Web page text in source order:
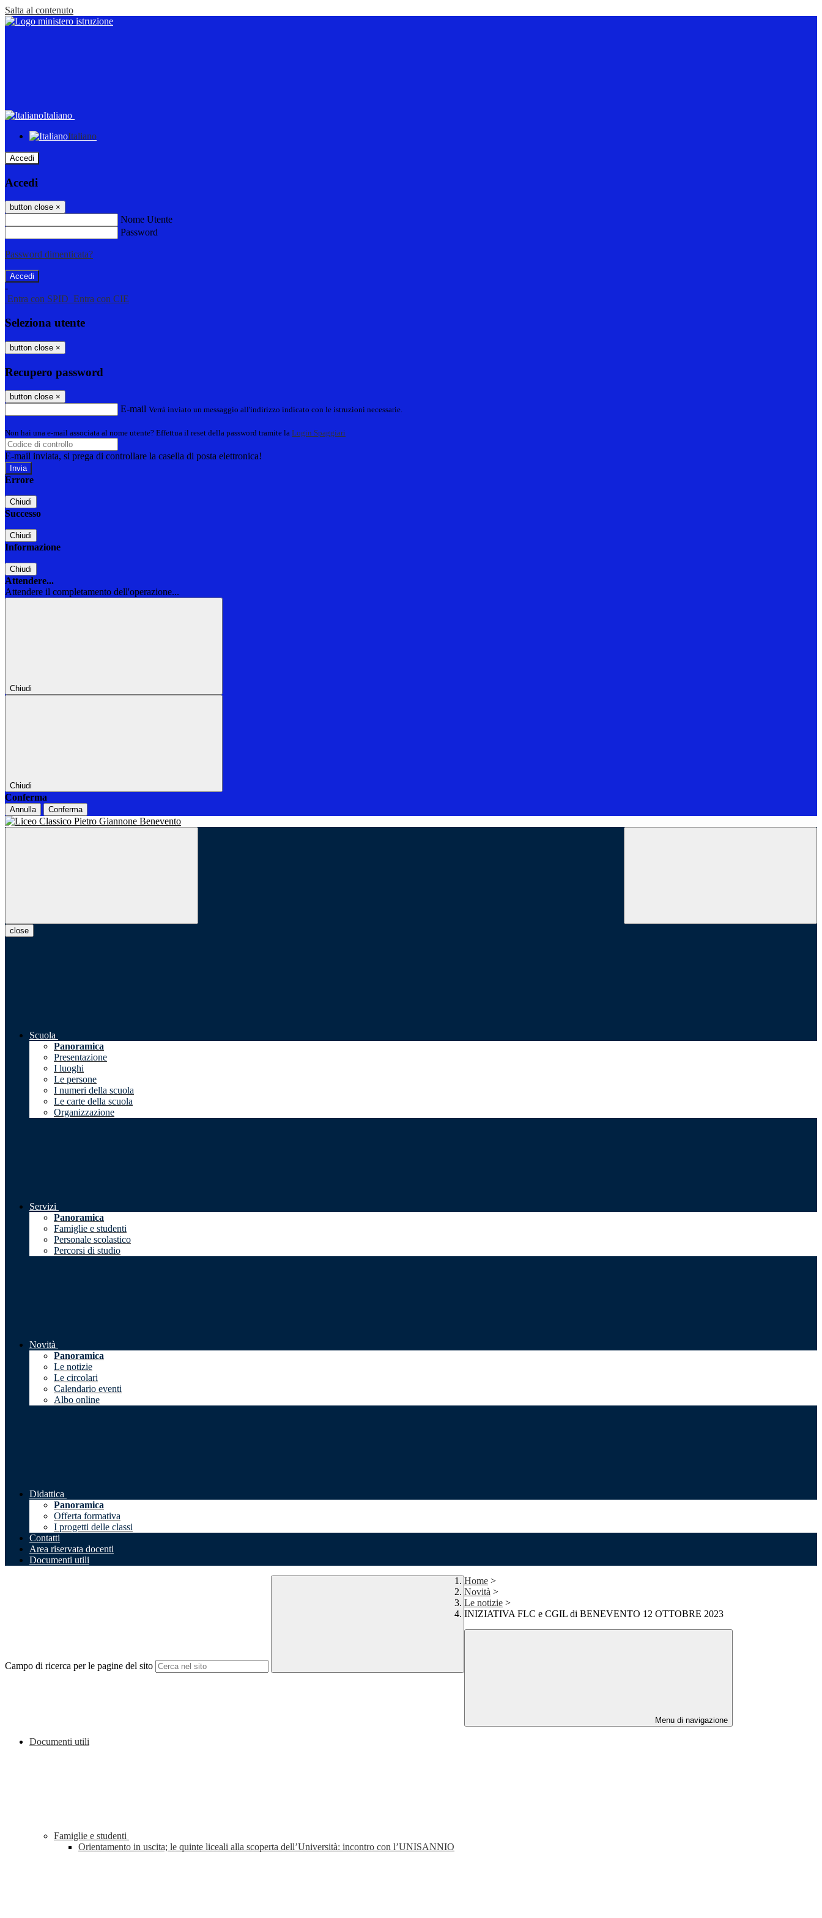
Salta al contenuto
Italiano
Italiano
Accedi
Accedi
button close ×
Nome Utente
Password
Password dimenticata?
-
Entra con SPID Entra con CIE
Seleziona utente
button close ×
Recupero password
button close ×
E-mail Verrà inviato un messaggio all'indirizzo indicato con le istruzioni necessarie.
Non hai una e-mail associata al nome utente? Effettua il reset della password tramite la Login Spaggiari
E-mail inviata, si prega di controllare la casella di posta elettronica!
Errore
Chiudi
Successo
Chiudi
Informazione
Chiudi
Attendere...
Attendere il completamento dell'operazione...
Chiudi
Chiudi
Conferma
Annulla Conferma
close
Scuola
Panoramica
Presentazione
I luoghi
Le persone
I numeri della scuola
Le carte della scuola
Organizzazione
Servizi
Panoramica
Famiglie e studenti
Personale scolastico
Percorsi di studio
Novità
Panoramica
Le notizie
Le circolari
Calendario eventi
Albo online
Didattica
Panoramica
Offerta formativa
I progetti delle classi
Contatti
Area riservata docenti
Documenti utili
Campo di ricerca per le pagine del sito
Home >
Novità >
Le notizie >
INIZIATIVA FLC e CGIL di BENEVENTO 12 OTTOBRE 2023
Menu di navigazione
Documenti utili
Famiglie e studenti
Orientamento in uscita; le quinte liceali alla scoperta dell’Università: incontro con l’UNISANNIO